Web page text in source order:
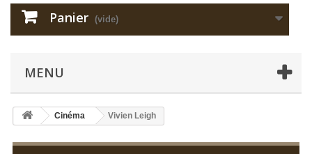
Panier (vide)
MENU
Cinéma Vivien Leigh